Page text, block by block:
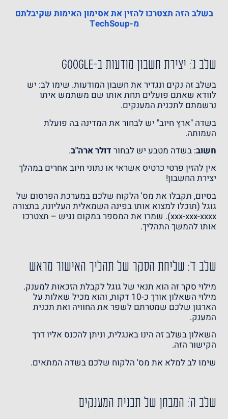
בשלב הזה תצטרכו להזין את אסימון האימות שקיבלתם
מ-TechSoup
שלב ג': יצירת חשבון מודעות ב-Google
בשלב זה נקים ונגדיר את חשבון המודעות. שימו לב: יש
לוודא שאתם פועלים תחת אותו שם משתמש איתו
נרשמתם לתכנית המענקים.
בשדה "ארץ חיוב" יש לבחור את המדינה בה פועלת
העמותה.
חשוב: בשדה מטבע יש לבחור דולר ארה"ב.
אין להזין פרטי כרטיס אשראי או נתוני חיוב אחרים במהלך
יצירת החשבון!
בסיום, תקבלו את מס' הלקוח שלכם במערכת הפרסום של
גוגל (תוכלו למצוא אותו בפינה השמאלית העליונה, בתצורה
xxx-xxx-xxxx). שמרו את המספר במקום נגיש – תצטרכו
אותו להמשך התהליך.
שלב ד': שליחת הסקר של תהליך האישור מראש
מילוי סקר זה הוא תנאי של גוגל לקבלת הזכאות למענק.
מילוי השאלון אורך כ-10 דקות, והוא מכיל שאלות על
הארגון שלכם שמטרתם לשפר את החוויה ואת תכנית
המענק.
השאלון בשלב זה הינו באנגלית, וניתן להכנס אליו דרך
הקישור הזה.
שימו לב למלא את מס' הלקוח שלכם בשדה המתאים.
שלב ה': המבחן של תכנית המענקים